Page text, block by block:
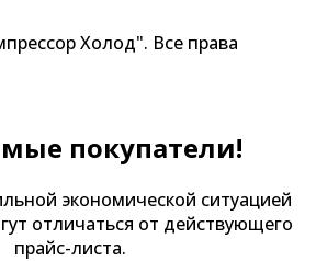
Холод". Все права
покупатели!
экономической ситуацией
отличаться от действующего
прайс-листа.